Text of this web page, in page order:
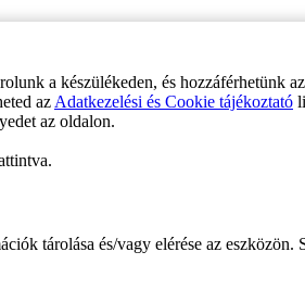
a készülékeden, és hozzáférhetünk
az Adatkezelési és Cookie tájékoztató
az oldalon.
tárolása és/vagy elérése az eszközön.